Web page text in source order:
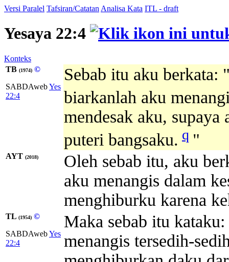
Versi Paralel Tafsiran/Catatan Analisa Kata ITL - draft
Yesaya 22:4
Konteks
TB (1974) ©
SABDAwebYes
22:4
Sebab itu aku berkata:
biarkanlah aku
mendesak aku, supaya
puteri bangsaku. q "
AYT (2018)
Oleh sebab itu, aku
aku menangis dalam
menghiburku karena
TL (1954) ©
SABDAwebYes
22:4
Maka sebab itu
menangis tersedih-